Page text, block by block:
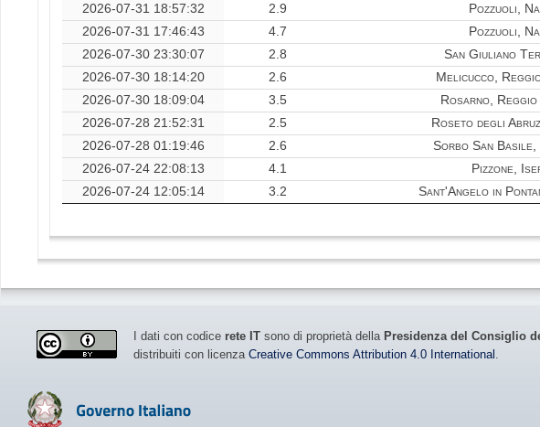
2026-07-31 18:57:32
2.9 Pozzuoli,
2026-07-31 17:46:43
4.7 Pozzuoli,
2026-07-30 23:30:07
2.8 San Giuliano
2026-07-30 18:14:20
2.6 Melicucco,
2026-07-30 18:09:04
3.5 Rosarno,
2026-07-28 21:52:31
2.5 Roseto degli
2026-07-28 01:19:46
2.6 Sorbo San Basile,
2026-07-24 22:08:13
4.1 Pizzone,
2026-07-24 12:05:14
3.2 Sant'Angelo in
I dati con codice rete IT sono di proprietà della Presidenza del Consiglio
distribuiti con licenza Creative Commons Attribution 4.0 International .